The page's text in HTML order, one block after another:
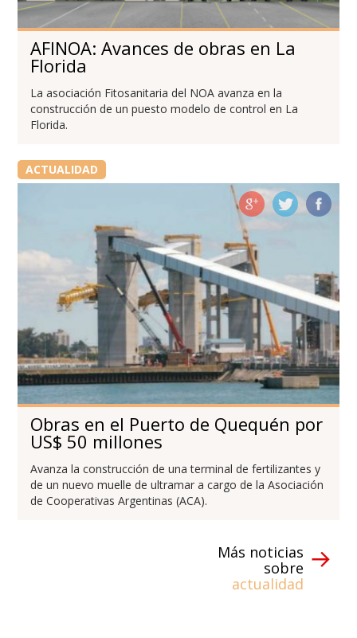
AFINOA: Avances de obras en La
Florida
La asociación Fitosanitaria del NOA avanza en la
construcción de un puesto modelo de control en La
Florida.
ACTUALIDAD
Obras en el Puerto de Quequén por
US$ 50 millones
Avanza la construcción de una terminal de fertilizantes y
de un nuevo muelle de ultramar a cargo de la Asociación
de Cooperativas Argentinas (ACA).
Más noticias
sobre
actualidad